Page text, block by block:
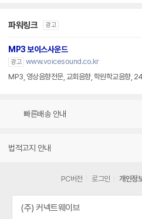
파워링크 광고
MP3 보이스사운드
광고 www.voicesound.co.kr
MP3, 영상음향전문, 교회음향, 학원학교음향,
빠른배송 안내
법적고지 안내
PC버전 로그인 개인정
(주) 커넥트웨이브